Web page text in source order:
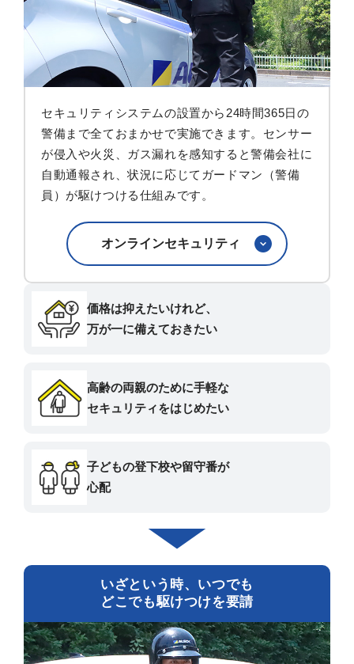
セキュリティシステムの設置から24時間365日の
警備まで全ておまかせで実施できます。センサー
が侵入や火災、ガス漏れを感知すると警備会社に
自動通報され、状況に応じてガードマン（警備
員）が駆けつける仕組みです。
オンラインセキュリティ
価格は抑えたいけれど、
万が一に備えておきたい
高齢の両親のために手軽な
セキュリティをはじめたい
子どもの登下校や留守番が
心配
いざという時、いつでも
どこでも駆けつけを要請